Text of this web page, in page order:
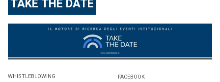
TAKE THE DATE
WHISTLEBLOWING
FACEBOOK